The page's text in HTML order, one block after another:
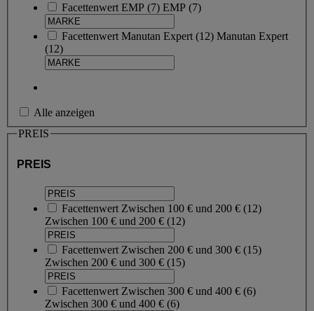
Facettenwert EMP (7) EMP (7)
Facettenwert Manutan Expert (12) Manutan Expert
(12)
Alle anzeigen
PREIS
PREIS
Facettenwert Zwischen 100 € und 200 € (12)
Zwischen 100 € und 200 € (12)
Facettenwert Zwischen 200 € und 300 € (15)
Zwischen 200 € und 300 € (15)
Facettenwert Zwischen 300 € und 400 € (6)
Zwischen 300 € und 400 € (6)